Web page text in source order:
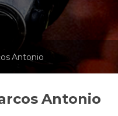
Antonio
Antonio